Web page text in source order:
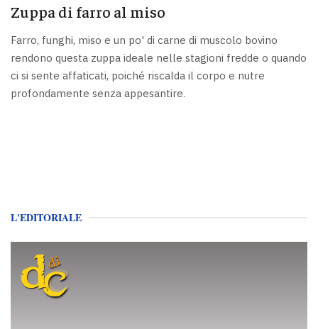
Zuppa di farro al miso
Farro, funghi, miso e un po' di carne di muscolo bovino
rendono questa zuppa ideale nelle stagioni fredde o quando
ci si sente affaticati, poiché riscalda il corpo e nutre
profondamente senza appesantire.
L'EDITORIALE